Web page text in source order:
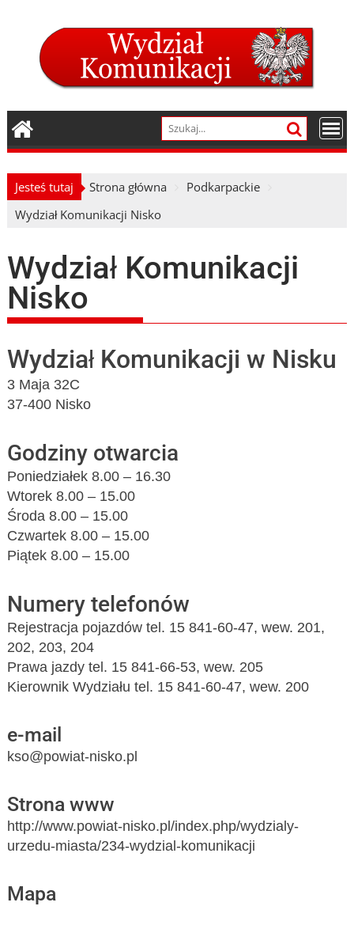
Jesteś tutaj Strona główna
Podkarpackie
Wydział Komunikacji Nisko
Wydział Komunikacji
Nisko
Wydział Komunikacji w Nisku
3 Maja 32C
37-400 Nisko
Godziny otwarcia
Poniedziałek 8.00 – 16.30
Wtorek 8.00 – 15.00
Środa 8.00 – 15.00
Czwartek 8.00 – 15.00
Piątek 8.00 – 15.00
Numery telefonów
Rejestracja pojazdów tel. 15 841-60-47, wew. 201,
202, 203, 204
Prawa jazdy tel. 15 841-66-53, wew. 205
Kierownik Wydziału tel. 15 841-60-47, wew. 200
e-mail
kso@powiat-nisko.pl
Strona www
http://www.powiat-nisko.pl/index.php/wydzialy-
urzedu-miasta/234-wydzial-komunikacji
Mapa